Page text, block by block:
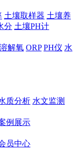
土壤取样器 土壤养
分 土壤PH计
溶解氧 ORP PH仪 水
质分析 水文监测
例展示
员中心